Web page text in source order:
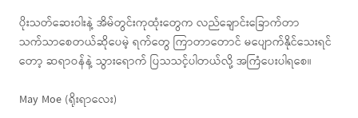
ပိုးသတ်ဆေးဝါးနဲ့ အိမ်တွင်းကုထုံးတွေက လည်ချောင်းခြောက်တာ
သက်သာစေတယ်ဆိုပေမဲ့ ရက်တွေ ကြာတာတောင် မပျောက်နိုင်သေးရင်
တော့ ဆရာဝန်နဲ့ သွားရောက် ပြသသင့်ပါတယ်လို့ အကြံပေးပါရစေ။
May Moe (ရိုးရာလေး)